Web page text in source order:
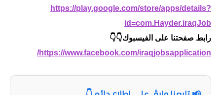
المرحلة المتوسطة
مرشحات
https://play.google.com/store/apps/details?
id=com.Hayder.iraqJob
رابط صفحتنا على الفيسبوك👇👇
https://www.facebook.com/iraqjobsapplication/